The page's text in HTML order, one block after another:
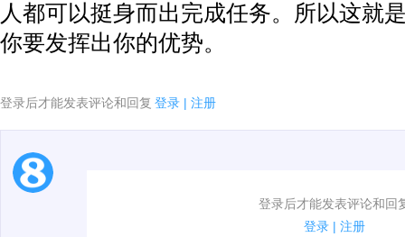
人都可以挺身而出完成任务。所以这就
你要发挥出你的优势。
登录后才能发表评论和回复 登录 | 注册
登录后才能发表评论和回
登录 | 注册
1.电脑端新用户可以发表评论了！